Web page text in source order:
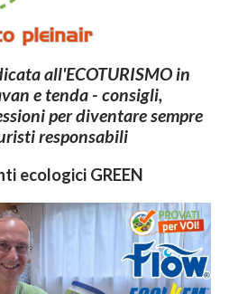
all'ECOTURISMO in
e tenda - consigli,
per diventare sempre
responsabili
ecologici GREEN